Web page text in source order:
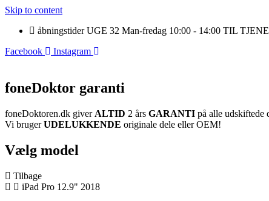
Skip to content
åbningstider UGE 32 Man-fredag 10:00 - 14:00 TIL
Facebook
Instagram
foneDoktor garanti
foneDoktoren.dk giver ALTID 2 års GARANTI på alle udskiftede
Vi brugerUDELUKKENDE originale dele eller OEM!
Vælg model
Tilbage
iPad Pro 12.9" 2018